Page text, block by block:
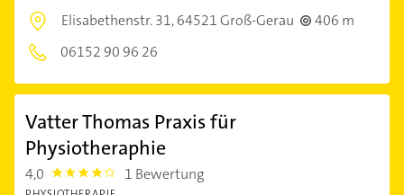
Elisabethenstr. 31,64521 Groß-Gerau
406 m
06152 90 96 26
Vatter Thomas Praxis für
Physiotheraphie
4,0 4.0 1 Bewertung